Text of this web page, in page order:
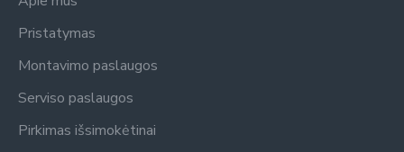
Pristatymas
Montavimo paslaugos
Serviso paslaugos
Pirkimas išsimokėtinai